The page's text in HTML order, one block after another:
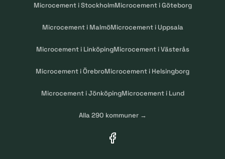
Microcement i StockholmMicrocement i Göteborg
Microcement i MalmöMicrocement i Uppsala
Microcement i LinköpingMicrocement i Västerås
Microcement i ÖrebroMicrocement i Helsingborg
Microcement i JönköpingMicrocement i Lund
Alla 290 kommuner →